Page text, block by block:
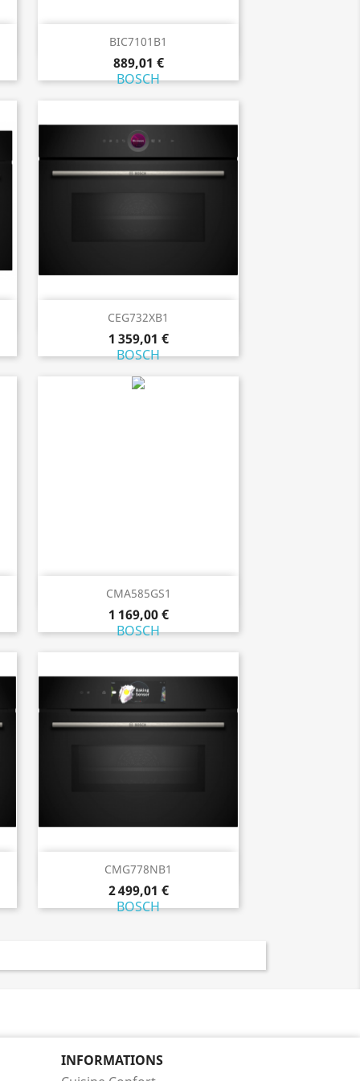
BIC7101B1
889,01 €
BOSCH
Aperçu rapide
CEG732XB1
1 359,01 €
BOSCH
Aperçu rapide
CMA585GS1
1 169,00 €
BOSCH
Aperçu rapide
CMG778NB1
2 499,01 €
BOSCH
Aperçu rapide
INFORMATIONS